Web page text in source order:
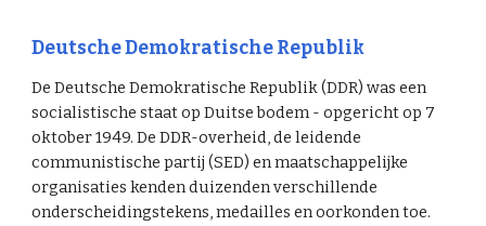
Deutsche Demokratische Republik
De Deutsche Demokratische Republik (DDR) was een
socialistische staat op Duitse bodem - opgericht op 7
oktober 1949. De DDR-overheid, de leidende
communistische partij (SED) en maatschappelijke
organisaties kenden duizenden verschillende
onderscheidingstekens, medailles en oorkonden toe.